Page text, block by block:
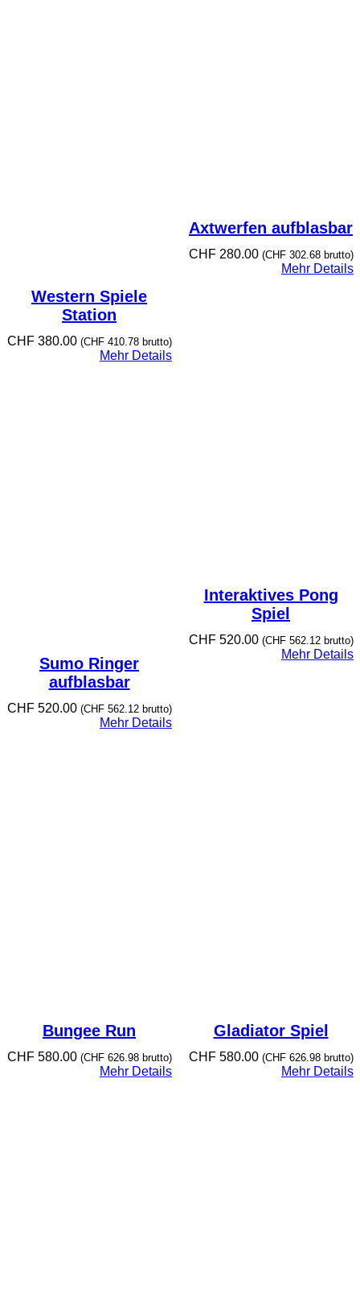
Western Spiele
Station
CHF380.00 (CHF410.78brutto)
Mehr Details
Axtwerfen aufblasbar
CHF280.00 (CHF302.68brutto)
Mehr Details
Sumo Ringer
aufblasbar
CHF520.00 (CHF562.12brutto)
Mehr Details
Interaktives Pong
Spiel
CHF520.00 (CHF562.12brutto)
Mehr Details
Bungee Run
CHF580.00 (CHF626.98brutto)
Mehr Details
Gladiator Spiel
CHF580.00 (CHF626.98brutto)
Mehr Details